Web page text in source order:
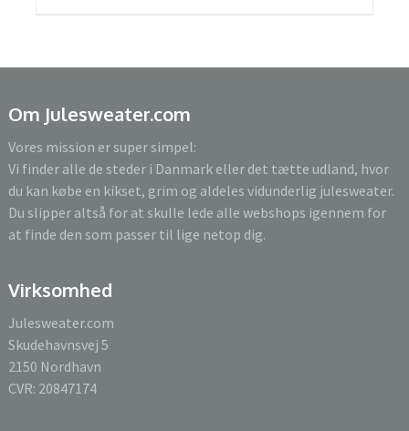
Om Julesweater.com
Vores mission er super simpel:
Vi finder alle de steder i Danmark eller det tætte udland, hvor
du kan købe en kikset, grim og aldeles vidunderlig julesweater.
Du slipper altså for at skulle lede alle webshops igennem for
at finde den som passer til lige netop dig.
Virksomhed
Julesweater.com
Skudehavnsvej 5
2150 Nordhavn
CVR: 20847174